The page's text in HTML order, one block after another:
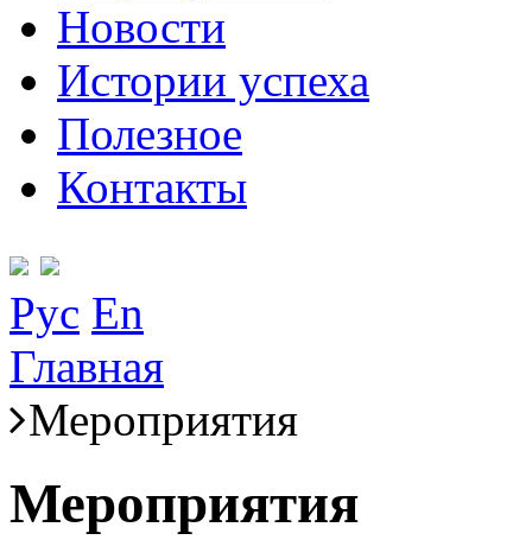
Новости
Истории успеха
Полезное
Контакты
Рус En
Главная
Мероприятия
Мероприятия